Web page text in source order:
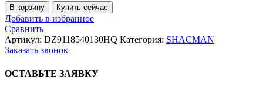
Количество
товара
Гофра
глушителя
SHAANXI
SHACMAN
E3
В корзину Купить сейчас
Добавить в избранное
Сравнить
Артикул: DZ9118540130HQ Категория: SHACMAN
Заказать звонок
ОСТАВЬТЕ ЗАЯВКУ